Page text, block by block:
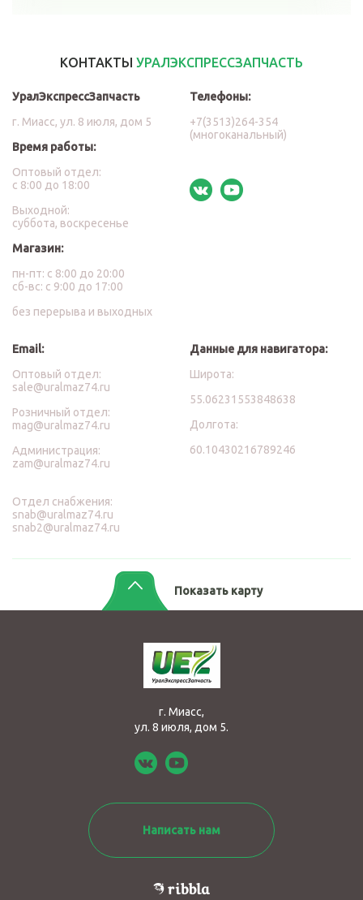
КОНТАКТЫ УРАЛЭКСПРЕССЗАПЧАСТЬ
УралЭкспрессЗапчасть
г. Миасс, ул. 8 июля, дом 5
Время работы:
Оптовый отдел:
с 8:00 до 18:00
Выходной:
суббота, воскресенье
Магазин:
пн-пт: с 8:00 до 20:00
сб-вс: с 9:00 до 17:00
без перерыва и выходных
Телефоны:
+7(3513)264-354
(многоканальный)
Email:
Оптовый отдел:
sale@uralmaz74.ru
Розничный отдел:
mag@uralmaz74.ru
Администрация:
zam@uralmaz74.ru
Отдел снабжения:
snab@uralmaz74.ru
snab2@uralmaz74.ru
Данные для навигатора:
Широта:
55.06231553848638
Долгота:
60.10430216789246
Показать карту
г. Миасс,
ул. 8 июля, дом 5.
Написать нам